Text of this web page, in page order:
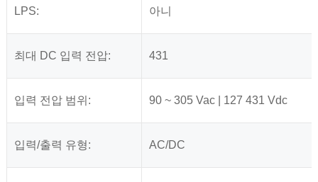
LPS: 아니
최대 DC 입력 전압: 431
입력 전압 범위: 90 ~ 305 Vac | 127 431 Vdc
입력/출력 유형: AC/DC